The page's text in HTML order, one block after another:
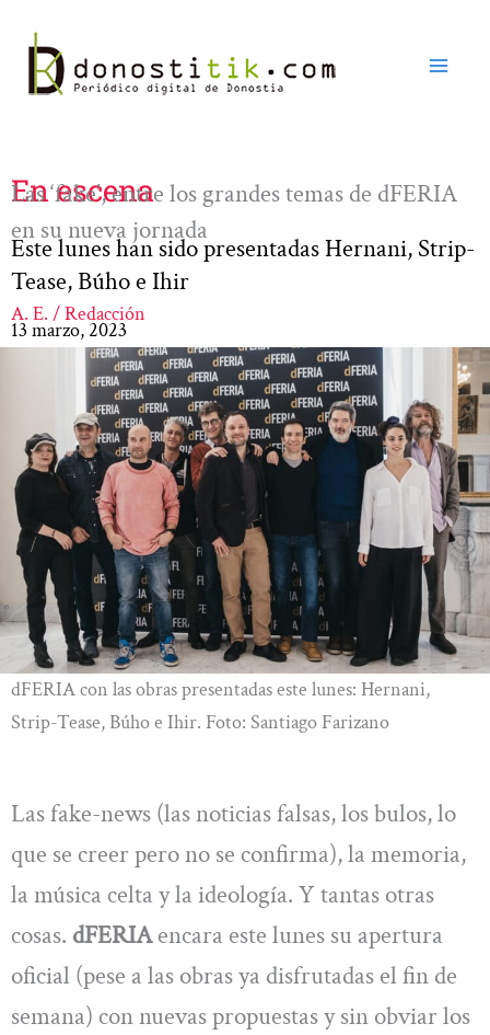
contenido
En escena
Las ‘fake’, entre los grandes temas de dFERIA
en su nueva jornada
Este lunes han sido presentadas Hernani, Strip-
Tease, Búho e Ihir
A. E. / Redacción
13 marzo, 2023
dFERIA con las obras presentadas este lunes: Hernani,
Strip-Tease, Búho e Ihir. Foto: Santiago Farizano
Las fake-news (las noticias falsas, los bulos, lo
que se creer pero no se confirma), la memoria,
la música celta y la ideología. Y tantas otras
cosas. dFERIAencara este lunes su apertura
oficial (pese a las obras ya disfrutadas el fin de
semana) con nuevas propuestas y sin obviar los